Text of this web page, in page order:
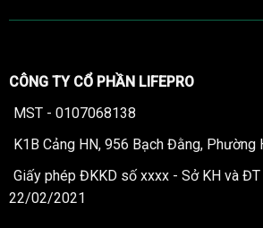
CÔNG TY CỔ PHẦN LIFEPRO
MST - 0107068138
K1B Cảng HN, 956 Bạch Đằng, Phường
Giấy phép ĐKKD số xxxx - Sở KH và
22/02/2021